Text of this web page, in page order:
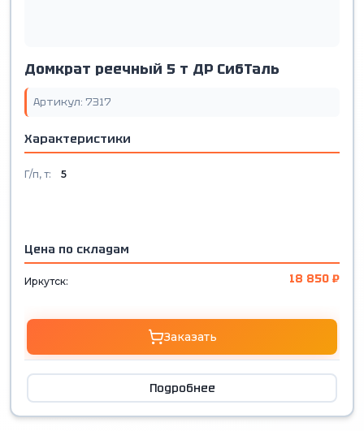
Домкрат реечный 5 т ДР СибТаль
Артикул: 7317
Характеристики
Г/п, т: 5
Цена по складам
Иркутск: 18 850 ₽
Заказать
Подробнее